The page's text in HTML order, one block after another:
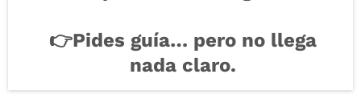
👉Pides guía… pero no llega
nada claro.